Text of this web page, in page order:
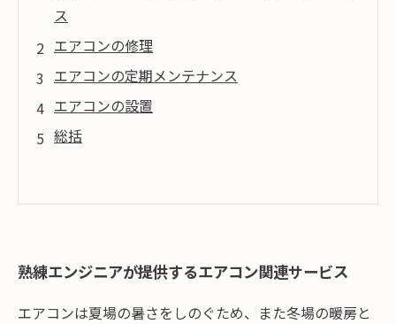
ス
エアコンの修理
エアコンの定期メンテナンス
エアコンの設置
総括
熟練エンジニアが提供するエアコン関連サービス
エアコンは夏場の暑さをしのぐため、また冬場の暖房と